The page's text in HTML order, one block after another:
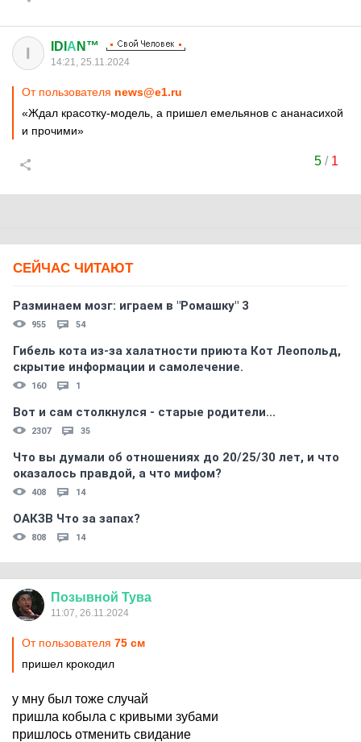
I IDI А N™
14:21, 25.11.2024
От пользователя news@e1.ru
«Ждал красотку-модель, а пришел емельянов с ананасихой
и прочими»
5/ 1
СЕЙЧАС ЧИТАЮТ
Разминаем мозг: играем в "Ромашку" 3
955 54
Гибель кота из-за халатности приюта Кот Леопольд,
скрытиe информации и самолечение.
160 1
Вот и сам столкнулся - старые родители...
2307 35
Что вы думали об отношениях до 20/25/30 лет, и что
оказалось правдой, а что мифом?
408 14
ОАКЗВ Что за запах?
808 14
Позывной Тува
11:07, 26.11.2024
От пользователя 75 см
пришел крокодил
у мну был тоже случай
пришла кобыла с кривыми зубами
пришлось отменить свидание